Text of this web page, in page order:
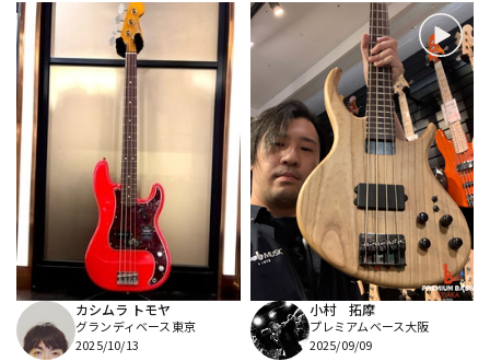
カシムラ トモヤ
グランディベース東京
2025/10/13
小村 拓摩
プレミアムベース大阪
2025/09/09